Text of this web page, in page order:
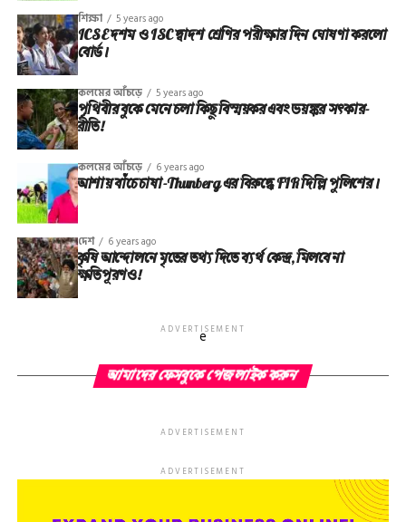
শিক্ষা 5 years ago
ICSE দশম ও ISC দ্বাদশ শ্রেণির পরীক্ষার দিন ঘোষণা করলো
বোর্ড।
কলমের আঁচড়ে 5 years ago
পৃথিবীর বুকে মেনে চলা কিছু বিস্ময়কর এবং ভয়ঙ্কর সত্‍কার-
রীতি!
কলমের আঁচড়ে 6 years ago
আশায় বাঁচে চাষা-Thunberg এর বিরুদ্ধে FIR দিল্লি পুলিশের।
দেশ 6 years ago
কৃষি আন্দোলনে মৃতের তথ‌্য দিতে ব্যর্থ কেন্দ্র, মিলবে না
ক্ষতিপূরণও!
ADVERTISEMENT
e
আমাদের ফেসবুকে পেজ লাইক করুন
ADVERTISEMENT
ADVERTISEMENT